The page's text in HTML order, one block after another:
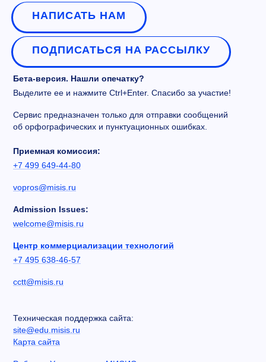
НАПИСАТЬ НАМ
ПОДПИСАТЬСЯ НА РАССЫЛКУ
Бета-версия. Нашли опечатку?
Выделите ее и нажмите Ctrl+Enter. Спасибо за участие!
Сервис предназначен только для отправки сообщений
об орфографических и пунктуационных ошибках.
Приемная комиссия:
+7 499 649-44-80
vopros@misis.ru
Admission Issues:
welcome@misis.ru
Центр коммерциализации технологий
+7 495 638-46-57
cctt@misis.ru
Техническая поддержка сайта:
site@edu.misis.ru
Карта сайта